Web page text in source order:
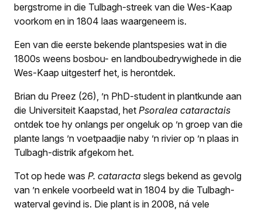
bergstrome in die Tulbagh-streek van die Wes-Kaap
voorkom en in 1804 laas waargeneem is.
Een van die eerste bekende plantspesies wat in die
1800s weens bosbou- en landboubedrywighede in die
Wes-Kaap uitgesterf het, is herontdek.
Brian du Preez (26), ’n PhD-student in plantkunde aan
die Universiteit Kaapstad, het Psoralea cataractais
ontdek toe hy onlangs per ongeluk op ’n groep van die
plante langs ’n voetpaadjie naby ’n rivier op ’n plaas in
Tulbagh-distrik afgekom het.
Tot op hede was P. cataracta slegs bekend as gevolg
van ’n enkele voorbeeld wat in 1804 by die Tulbagh-
waterval gevind is. Die plant is in 2008, ná vele